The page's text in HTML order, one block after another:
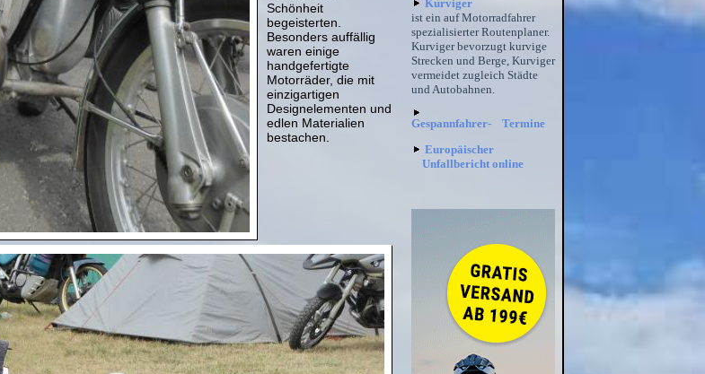
Schönheit
begeisterten.
Besonders auffällig
waren einige
handgefertigte
Motorräder, die mit
einzigartigen
Designelementen und
edlen Materialien
bestachen.
Kurviger
ist ein auf Motorradfahrer
spezialisierter Routenplaner.
Kurviger bevorzugt kurvige
Strecken und Berge, Kurviger
vermeidet zugleich Städte
und Autobahnen.
Gespannfahrer- Termine
Europäischer
Unfallbericht online